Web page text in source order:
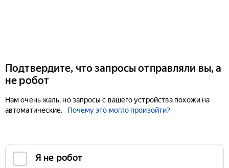
Подтвердите, что запросы отправляли вы, а
не робот
Нам очень жаль, но запросы с вашего устройства похожи на
автоматические.
Почему это могло произойти?